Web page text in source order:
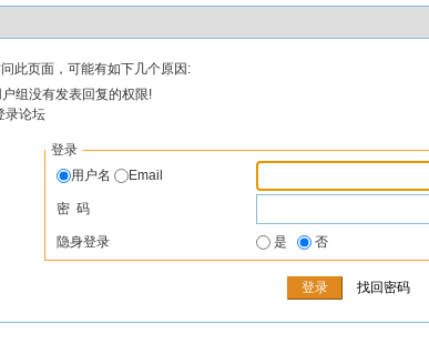
此页面，可能有如下几个原因:
组没有发表回复的权限!
录论坛
登录
用户名
Email
密 码
隐身登录 是 否
找回密码